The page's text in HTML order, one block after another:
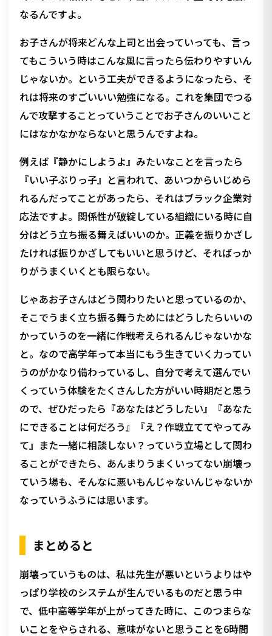
なるんですよ。
お子さんが将来どんな上司と出会っていっても、言っ
てもこういう時はこんな風に言ったら伝わりやすいん
じゃないか。という工夫ができるようになったら、そ
れは将来のすごいいい勉強になる。これを集団でつる
んで攻撃することっていうことでお子さんのいいこと
にはなかなかならないと思うんですよね。
例えば『静かにしようよ』みたいなことを言ったら
『いい子ぶりっ子』と言われて、あいつからいじめら
れるんだってことがあったら、それはブラック企業対
応法ですよ。関係性が破綻している組織にいる時に自
分はどう立ち振る舞えばいいのか。正義を振りかざし
たければ振りかざしてもいいと思うけど、そればっか
りがうまくいくとも限らない。
じゃあお子さんはどう関わりたいと思っているのか、
そこでうまく立ち振る舞うためにはどうしたらいいの
かっていうのを一緒に作戦考えられるんじゃないかな
と。なので高学年って本当にもう生きていく力ってい
うのがかなり備わっているし、自分で考えて選んでい
くっていう体験をたくさんした方がいい時期だと思う
ので、ぜひだったら『あなたはどうしたい』『あなた
にできることは何だろう』『え？作戦立ててやってみ
て』また一緒に相談しない？っていう立場として関わ
ることができたら、あんまりうまくいってない崩壊っ
ていう場も、そんなに悪いもんじゃないんじゃないか
なっていうふうには思います。
まとめると
崩壊っていうものは、私は先生が悪いというよりはや
っぱり学校のシステムが生んでいるものだと思う中
で、低中高等学年が上がってきた時に、このつまらな
いことをやらされる、意味がないと思うことを6時間